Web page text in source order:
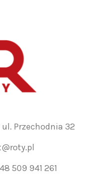
Przechodnia 32
509 941 261